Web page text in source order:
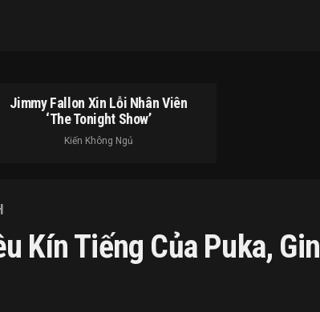
Jimmy Fallon Xin Lỗi Nhân Viên
‘The Tonight Show’
Kiến Không Ngủ
Kín Tiếng Của Puka, Gin